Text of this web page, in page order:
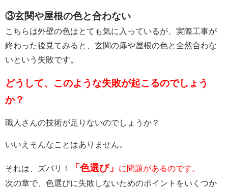
③玄関や屋根の色と合わない
こちらは外壁の色はとても気に入っているが、実際工事が
終わった後見てみると、玄関の扉や屋根の色と全然合わな
いという失敗です。
どうして、このような失敗が起こるのでしょう
か？
職人さんの技術が足りないのでしょうか？
いいえそんなことはありません。
それは、ズバリ！ 「色選び」
に問題があるのです。
次の章で、色選びに失敗しないためのポイントをいくつか